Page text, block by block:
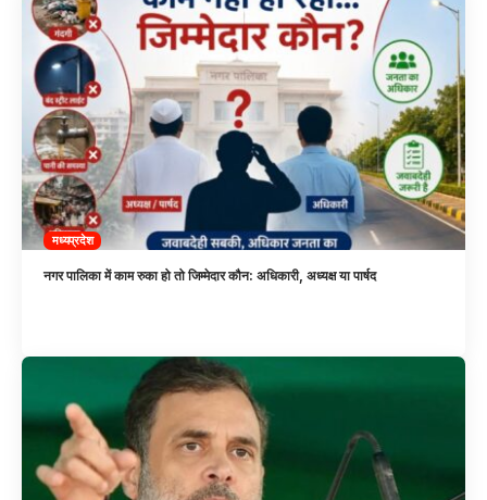
मध्यप्रदेश
नगर पालिका में काम रुका हो तो जिम्मेदार कौन: अधिकारी, अध्यक्ष या पार्षद